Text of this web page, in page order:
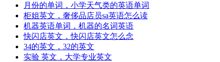
月份的单词，小学天气类的英语单词
柜姐英文，奢侈品店员sa英语怎么读
机器英语单词，机器的名词英语
快闪店英文，快闪店英文怎么念
34的英文，32的英文
实验 英文，大学专业英文